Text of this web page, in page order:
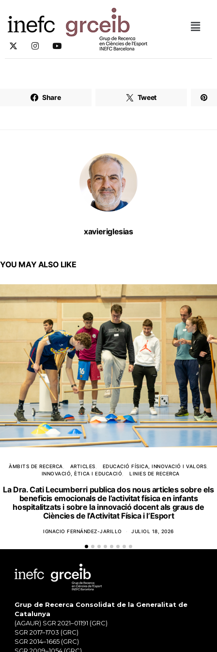
Share Tweet
xavieriglesias
YOU MAY ALSO LIKE
ÀMBITS DE RECERCA ARTICLES
EDUCACIÓ FÍSICA, INNOVACIÓ I VALORS
INNOVACIÓ, ÈTICA I EDUCACIÓ
LINIES DE RECERCA
La Dra. Cati Lecumberri publica dos nous articles sobre els
beneficis emocionals de l’activitat física en infants
hospitalitzats i sobre la innovació docent als graus de
Ciències de l’Activitat Física i l’Esport
IGNACIO FERNÁNDEZ-JARILLO JULIOL 18, 2026
Grup de Recerca Consolidat de la Generalitat de
Catalunya
(AGAUR) SGR 2021–01191 (GRC)
SGR 2017–1703 (GRC)
SGR 2014–1665 (GRC)